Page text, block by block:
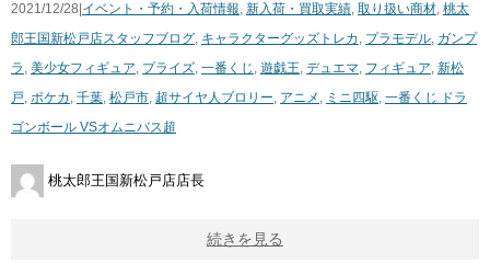
2021/12/28| イベント・予約・入荷情報, 新入荷・買取実績, 取り扱い商材, 桃太
郎王国新松戸店スタッフブログ, キャラクターグッズ トレカ , プラモデル, ガンプ
ラ , 美少女フィギュア, プライズ, 一番くじ , 遊戯王, デュエマ, フィギュア, 新松
戸, ポケカ , 千葉, 松戸市, 超サイヤ人ブロリー, アニメ , ミニ四駆, 一番くじ ​ドラ
ゴンボール ​VSオムニバス超
桃太郎王国新松戸店店長
続きを見る